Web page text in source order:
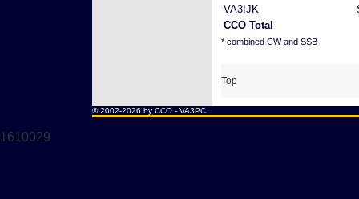
VA3IJK
CCO Total
* combined CW and SSB
Top
® 2002-2026 by CCO - VA3PC
1610029